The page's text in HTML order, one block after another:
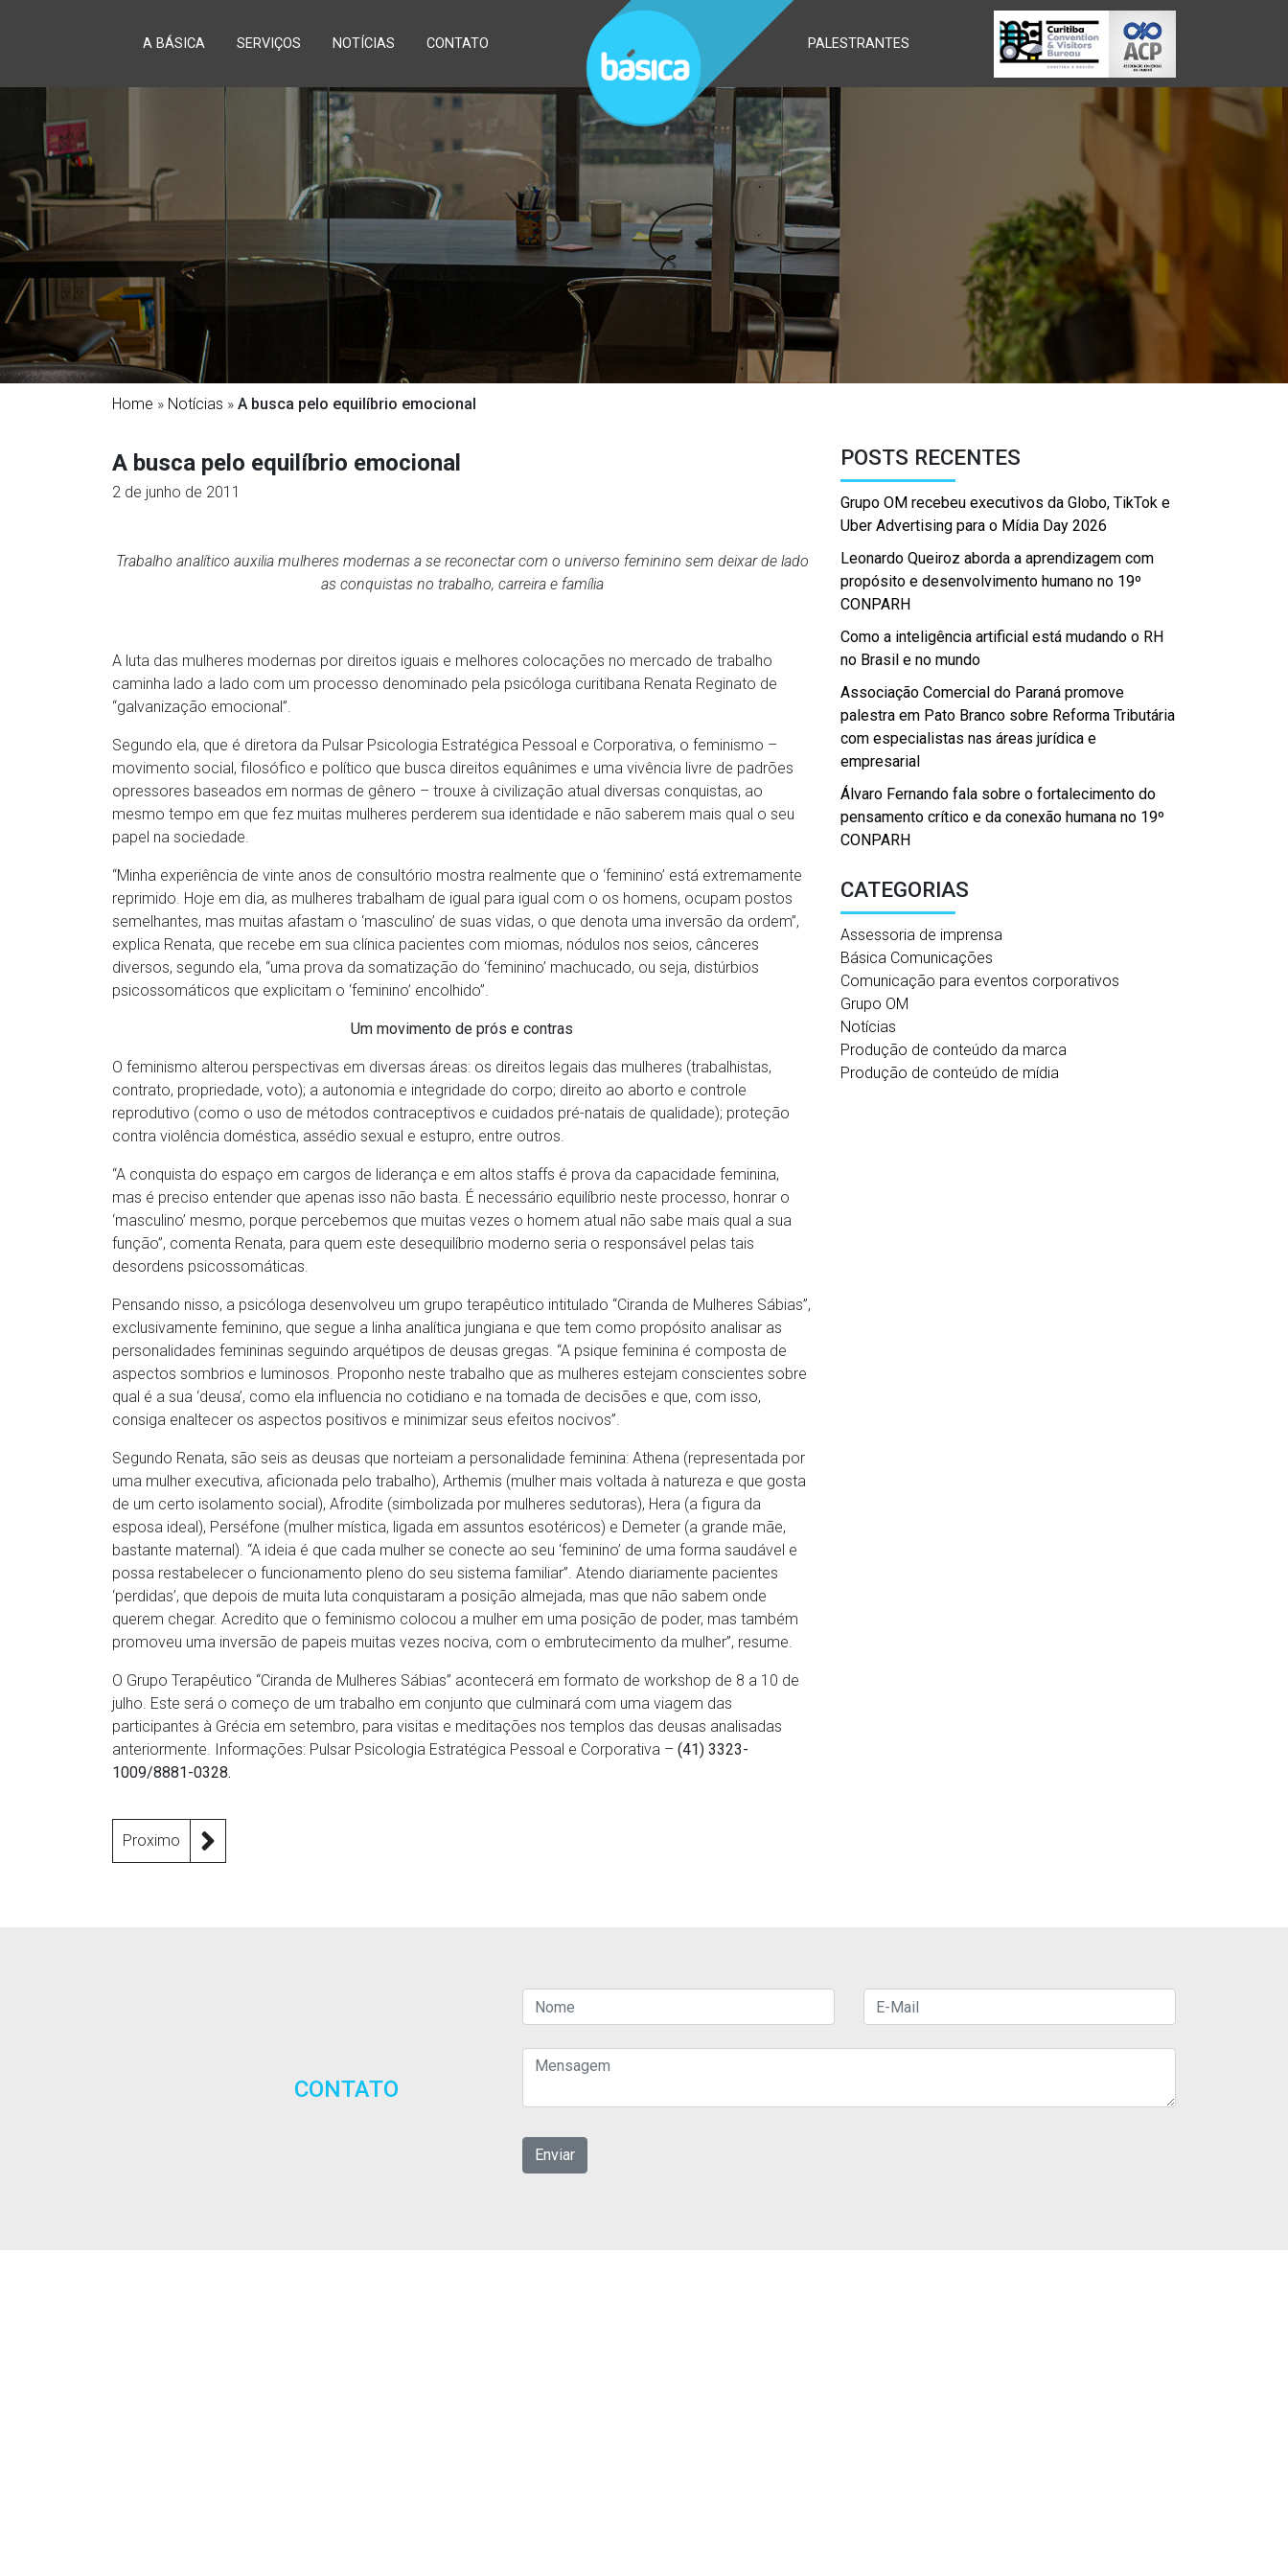
A BÁSICA SERVIÇOS NOTÍCIAS CONTATO PALESTRANTES
Home » Notícias » A busca pelo equilíbrio emocional
A busca pelo equilíbrio emocional
2 de junho de 2011
Trabalho analítico auxilia mulheres modernas a se reconectar com o universo feminino sem deixar de lado
as conquistas no trabalho, carreira e família
A luta das mulheres modernas por direitos iguais e melhores colocações no mercado de trabalho
caminha lado a lado com um processo denominado pela psicóloga curitibana Renata Reginato de
“galvanização emocional”.
Segundo ela, que é diretora da Pulsar Psicologia Estratégica Pessoal e Corporativa, o feminismo –
movimento social, filosófico e político que busca direitos equânimes e uma vivência livre de padrões
opressores baseados em normas de gênero – trouxe à civilização atual diversas conquistas, ao
mesmo tempo em que fez muitas mulheres perderem sua identidade e não saberem mais qual o seu
papel na sociedade.
“Minha experiência de vinte anos de consultório mostra realmente que o ‘feminino’ está extremamente
reprimido. Hoje em dia, as mulheres trabalham de igual para igual com o os homens, ocupam postos
semelhantes, mas muitas afastam o ‘masculino’ de suas vidas, o que denota uma inversão da ordem”,
explica Renata, que recebe em sua clínica pacientes com miomas, nódulos nos seios, cânceres
diversos, segundo ela, “uma prova da somatização do ‘feminino’ machucado, ou seja, distúrbios
psicossomáticos que explicitam o ‘feminino’ encolhido”.
Um movimento de prós e contras
O feminismo alterou perspectivas em diversas áreas: os direitos legais das mulheres (trabalhistas,
contrato, propriedade, voto); a autonomia e integridade do corpo; direito ao aborto e controle
reprodutivo (como o uso de métodos contraceptivos e cuidados pré-natais de qualidade); proteção
contra violência doméstica, assédio sexual e estupro, entre outros.
“A conquista do espaço em cargos de liderança e em altos staffs é prova da capacidade feminina,
mas é preciso entender que apenas isso não basta. É necessário equilíbrio neste processo, honrar o
‘masculino’ mesmo, porque percebemos que muitas vezes o homem atual não sabe mais qual a sua
função”, comenta Renata, para quem este desequilíbrio moderno seria o responsável pelas tais
desordens psicossomáticas.
Pensando nisso, a psicóloga desenvolveu um grupo terapêutico intitulado “Ciranda de Mulheres Sábias”,
exclusivamente feminino, que segue a linha analítica jungiana e que tem como propósito analisar as
personalidades femininas seguindo arquétipos de deusas gregas. “A psique feminina é composta de
aspectos sombrios e luminosos. Proponho neste trabalho que as mulheres estejam conscientes sobre
qual é a sua ‘deusa’, como ela influencia no cotidiano e na tomada de decisões e que, com isso,
consiga enaltecer os aspectos positivos e minimizar seus efeitos nocivos”.
Segundo Renata, são seis as deusas que norteiam a personalidade feminina: Athena (representada por
uma mulher executiva, aficionada pelo trabalho), Arthemis (mulher mais voltada à natureza e que gosta
de um certo isolamento social), Afrodite (simbolizada por mulheres sedutoras), Hera (a figura da
esposa ideal), Perséfone (mulher mística, ligada em assuntos esotéricos) e Demeter (a grande mãe,
bastante maternal). “A ideia é que cada mulher se conecte ao seu ‘feminino’ de uma forma saudável e
possa restabelecer o funcionamento pleno do seu sistema familiar”. Atendo diariamente pacientes
‘perdidas’, que depois de muita luta conquistaram a posição almejada, mas que não sabem onde
querem chegar. Acredito que o feminismo colocou a mulher em uma posição de poder, mas também
promoveu uma inversão de papeis muitas vezes nociva, com o embrutecimento da mulher”, resume.
O Grupo Terapêutico “Ciranda de Mulheres Sábias” acontecerá em formato de workshop de 8 a 10 de
julho. Este será o começo de um trabalho em conjunto que culminará com uma viagem das
participantes à Grécia em setembro, para visitas e meditações nos templos das deusas analisadas
anteriormente. Informações: Pulsar Psicologia Estratégica Pessoal e Corporativa – (41) 3323-
1009/8881-0328.
Proximo
POSTS RECENTES
Grupo OM recebeu executivos da Globo, TikTok e
Uber Advertising para o Mídia Day 2026
Leonardo Queiroz aborda a aprendizagem com
propósito e desenvolvimento humano no 19º
CONPARH
Como a inteligência artificial está mudando o RH
no Brasil e no mundo
Associação Comercial do Paraná promove
palestra em Pato Branco sobre Reforma Tributária
com especialistas nas áreas jurídica e
empresarial
Álvaro Fernando fala sobre o fortalecimento do
pensamento crítico e da conexão humana no 19º
CONPARH
CATEGORIAS
Assessoria de imprensa
Básica Comunicações
Comunicação para eventos corporativos
Grupo OM
Notícias
Produção de conteúdo da marca
Produção de conteúdo de mídia
CONTATO